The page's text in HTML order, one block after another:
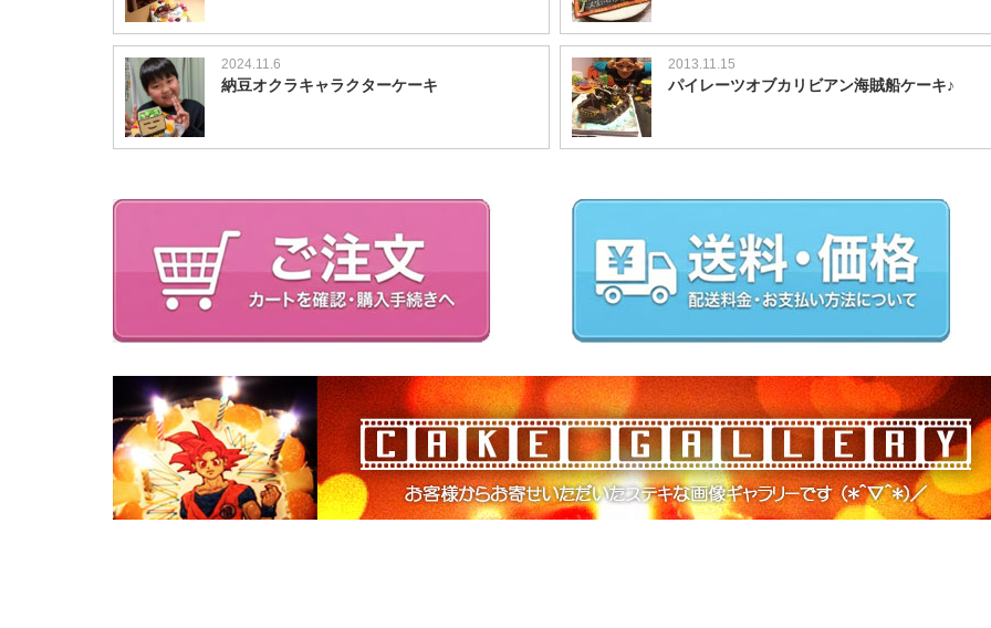
2024.11.6
納豆オクラキャラクターケーキ
2013.11.15
パイレーツオブカリビアン海賊船ケーキ♪